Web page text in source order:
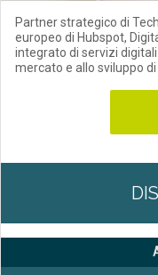
Partner strategico di
europeo di Hubspot,
integrato di servizi
mercato e allo sviluppo